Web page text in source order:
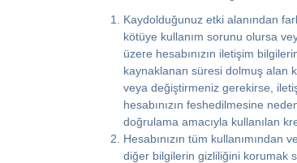
Kaydolduğunuz etki alanından
kötüye kullanım sorunu olursa
üzere hesabınızın iletişim
kaynaklanan süresi dolmuş alan
veya değiştirmeniz gerekirse,
hesabınızın feshedilmesine
doğrulama amacıyla kullanılan
Hesabınızın tüm
diğer bilgilerin gizliliğini korumak